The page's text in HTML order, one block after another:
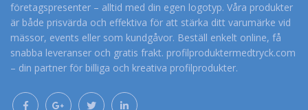
företagspresenter – alltid med din egen logotyp. Våra produkter
är både prisvärda och effektiva för att stärka ditt varumärke vid
mässor, events eller som kundgåvor. Beställ enkelt online, få
snabba leveranser och gratis frakt. profilproduktermedtryck.com
– din partner för billiga och kreativa profilprodukter.